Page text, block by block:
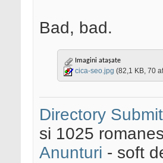
Bad, bad.
Imagini atașate
cica-seo.jpg (82,1 KB, 70
Directory
si 1025
Anunturi - soft